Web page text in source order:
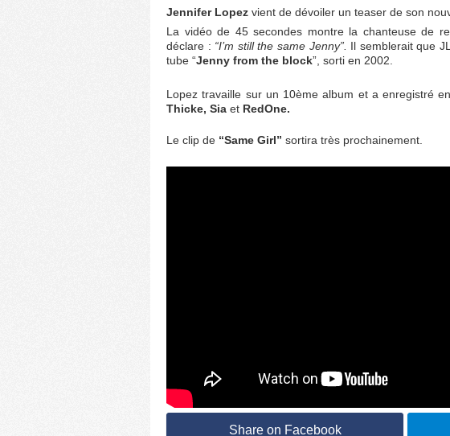
Jennifer Lopez vient de dévoiler un teaser de son
La vidéo de 45 secondes montre la chanteuse de
déclare : “I’m still the same Jenny”. Il semblerait que
tube “Jenny from the block”, sorti en 2002.
Lopez travaille sur un 10ème album et a enregistré
Thicke, Sia et RedOne.
Le clip de “Same Girl” sortira très prochainement.
Share on Facebook